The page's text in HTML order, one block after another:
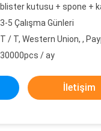
blister kutusu + spone +
3-5 Çalışma Günleri
T / T, Western Union, ,
30000pcs / ay
İletişim